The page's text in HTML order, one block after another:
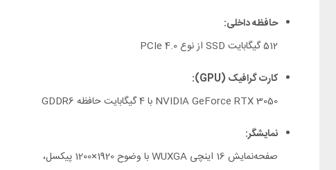
حافظه داخلی:
512 گیگابایت SSD از نوع PCIe 4.0
کارت گرافیک (GPU):
NVIDIA GeForce RTX 3050 با 4 گیگابایت حافظه GDDR6
نمایشگر:
صفحه‌نمایش 16 اینچی WUXGA با وضوح 1920×1200 پیکسل،